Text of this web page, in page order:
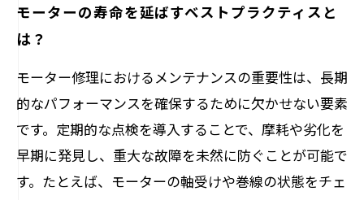
モーターの寿命を延ばすベストプラクティスと
は？
モーター修理におけるメンテナンスの重要性は、長期
的なパフォーマンスを確保するために欠かせない要素
です。定期的な点検を導入することで、摩耗や劣化を
早期に発見し、重大な故障を未然に防ぐことが可能で
す。たとえば、モーターの軸受けや巻線の状態をチェ